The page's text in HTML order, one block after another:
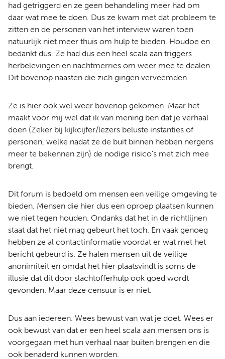
had getriggerd en ze geen behandeling meer had om
daar wat mee te doen. Dus ze kwam met dat probleem te
zitten en de personen van het interview waren toen
natuurlijk niet meer thuis om hulp te bieden. Houdoe en
bedankt dus. Ze had dus een heel scala aan triggers
herbelevingen en nachtmerries om weer mee te dealen.
Dit bovenop naasten die zich gingen verveemden.
Ze is hier ook wel weer bovenop gekomen. Maar het
maakt voor mij wel dat ik van mening ben dat je verhaal
doen (Zeker bij kijkcijfer/lezers beluste instanties of
personen, welke nadat ze de buit binnen hebben nergens
meer te bekennen zijn) de nodige risico's met zich mee
brengt.
Dit forum is bedoeld om mensen een veilige omgeving te
bieden. Mensen die hier dus een oproep plaatsen kunnen
we niet tegen houden. Ondanks dat het in de richtlijnen
staat dat het niet mag gebeurt het toch. En vaak genoeg
hebben ze al contactinformatie voordat er wat met het
bericht gebeurd is. Ze halen mensen uit de veilige
anonimiteit en omdat het hier plaatsvindt is soms de
illusie dat dit door slachtofferhulp ook goed wordt
gevonden. Maar deze censuur is er niet.
Dus aan iedereen. Wees bewust van wat je doet. Wees er
ook bewust van dat er een heel scala aan mensen ons is
voorgegaan met hun verhaal naar buiten brengen en die
ook benaderd kunnen worden.